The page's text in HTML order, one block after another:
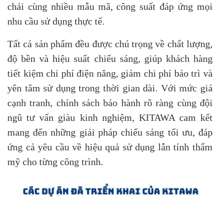
chải cùng nhiều mẫu mã, công suất đáp ứng mọi
nhu cầu sử dụng thực tế.
Tất cả sản phẩm đều được chú trọng về chất lượng,
độ bền và hiệu suất chiếu sáng, giúp khách hàng
tiết kiệm chi phí điện năng, giảm chi phí bảo trì và
yên tâm sử dụng trong thời gian dài. Với mức giá
cạnh tranh, chính sách bảo hành rõ ràng cùng đội
ngũ tư vấn giàu kinh nghiệm, KITAWA cam kết
mang đến những giải pháp chiếu sáng tối ưu, đáp
ứng cả yêu cầu về hiệu quả sử dụng lẫn tính thẩm
mỹ cho từng công trình.